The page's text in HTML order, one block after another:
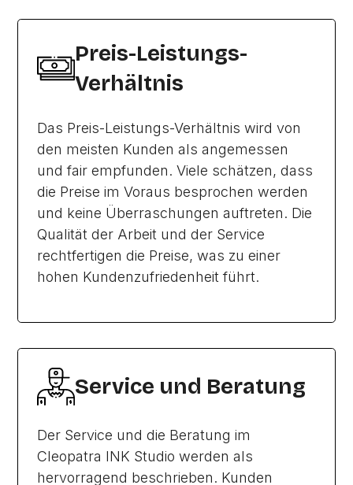
Preis-Leistungs-
Verhältnis
Das Preis-Leistungs-Verhältnis wird von
den meisten Kunden als angemessen
und fair empfunden. Viele schätzen, dass
die Preise im Voraus besprochen werden
und keine Überraschungen auftreten. Die
Qualität der Arbeit und der Service
rechtfertigen die Preise, was zu einer
hohen Kundenzufriedenheit führt.
Service und Beratung
Der Service und die Beratung im
Cleopatra INK Studio werden als
hervorragend beschrieben. Kunden